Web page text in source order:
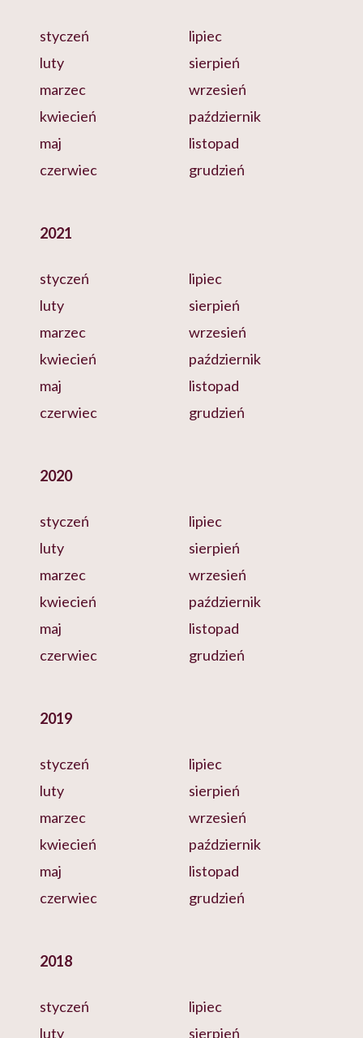
styczeń
luty
marzec
kwiecień
maj
czerwiec
lipiec
sierpień
wrzesień
październik
listopad
grudzień
2021
styczeń
luty
marzec
kwiecień
maj
czerwiec
lipiec
sierpień
wrzesień
październik
listopad
grudzień
2020
styczeń
luty
marzec
kwiecień
maj
czerwiec
lipiec
sierpień
wrzesień
październik
listopad
grudzień
2019
styczeń
luty
marzec
kwiecień
maj
czerwiec
lipiec
sierpień
wrzesień
październik
listopad
grudzień
2018
styczeń
luty
lipiec
sierpień